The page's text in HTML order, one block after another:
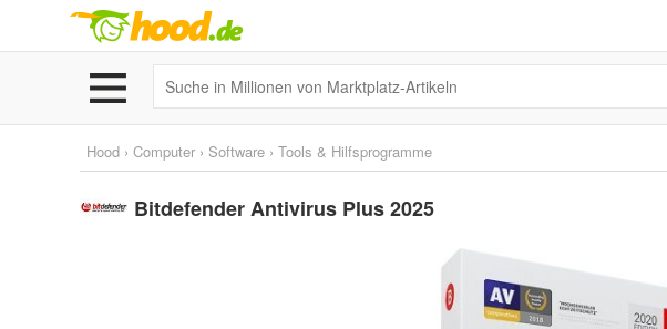
Hood › Computer › Software › Tools & Hilfsprogramme
Bitdefender Antivirus Plus 2025